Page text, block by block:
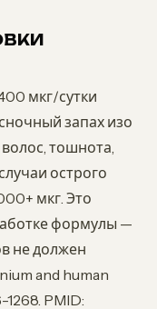
мкг/сутки
запах изо
тошнота,
острого
мкг. Это
формулы —
не должен
and human
PMID: